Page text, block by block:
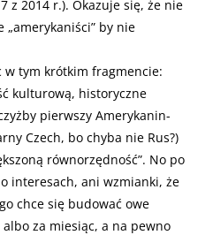
z 2014 r.). Okazuje się, że nie
„amerykaniści” by nie
tym krótkim fragmencie:
kulturową, historyczne
pierwszy Amerykanin-
Czech, bo chyba nie Rus?)
równorzędność”. No po
interesach, ani wzmianki, że
chce się budować owe
za miesiąc, a na pewno